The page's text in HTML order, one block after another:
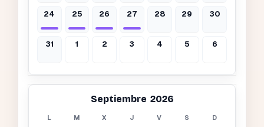
24 25 26 27 28 29 30
31 1 2 3 4 5 6
Septiembre 2026
L M X J V S D